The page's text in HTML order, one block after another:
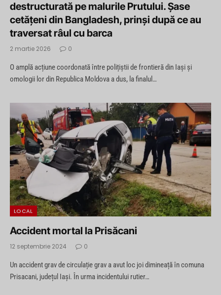
destructurată pe malurile Prutului. Șase
cetățeni din Bangladesh, prinși după ce au
traversat râul cu barca
2 martie 2026 0
O amplă acțiune coordonată între polițiștii de frontieră din Iași și
omologii lor din Republica Moldova a dus, la finalul…
LOCAL
Accident mortal la Prisăcani
12 septembrie 2024 0
Un accident grav de circulație grav a avut loc joi dimineață în comuna
Prisacani, județul Iași. În urma incidentului rutier…